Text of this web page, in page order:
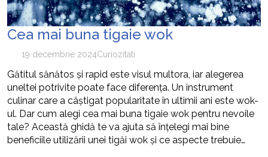
Cea mai buna tigaie wok
19 decembrie 2024Curiozitati
Gătitul sănătos și rapid este visul multora, iar alegerea
uneltei potrivite poate face diferența. Un instrument
culinar care a câștigat popularitate în ultimii ani este wok-
ul. Dar cum alegi cea mai buna tigaie wok pentru nevoile
tale? Această ghidă te va ajuta să înțelegi mai bine
beneficiile utilizării unei tigăi wok și ce aspecte trebuie…